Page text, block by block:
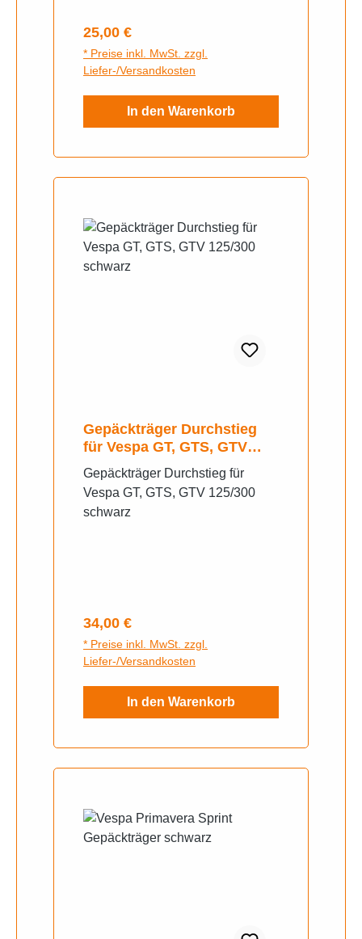
Regulärer Preis:
25,00 €
* Preise inkl. MwSt. zzgl.
Liefer-/Versandkosten
In den Warenkorb
Gepäckträger Durchstieg
für Vespa GT, GTS, GTV
125/300 schwarz
Gepäckträger Durchstieg für
Vespa GT, GTS, GTV 125/300
Regulärer Preis:
34,00 €
* Preise inkl. MwSt. zzgl.
Liefer-/Versandkosten
In den Warenkorb